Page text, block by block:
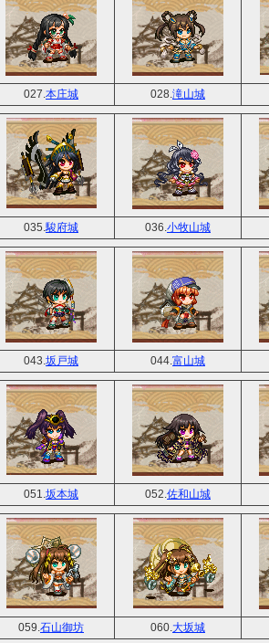
027. 本庄城 028. 滝山城
035. 駿府城 036. 小牧山城
043. 坂戸城 044. 富山城
051. 坂本城 052. 佐和山城
059. 石山御坊 060. 大坂城